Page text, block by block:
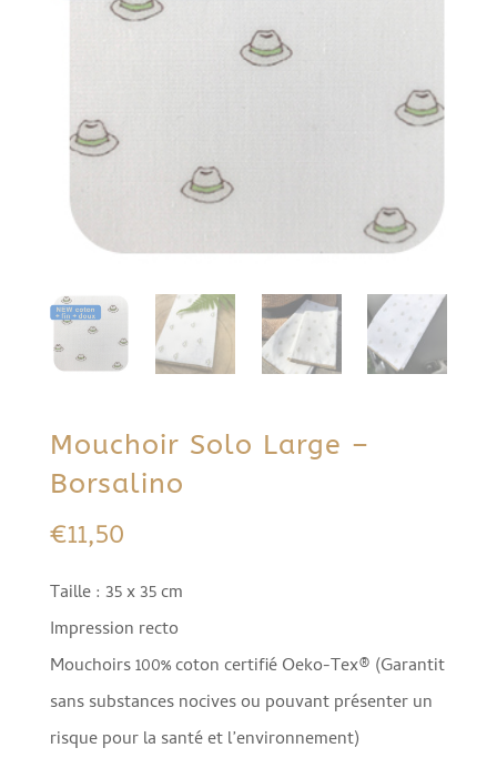
Mouchoir Solo Large –
Borsalino
€11,50
Taille : 35 x 35 cm
Impression recto
Mouchoirs 100% coton certifié Oeko-Tex® (Garantit
sans substances nocives ou pouvant présenter un
risque pour la santé et l’environnement)